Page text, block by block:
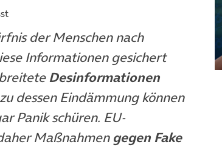
der Menschen nach
Informationen gesichert
Desinformationen
dessen Eindämmung können
Panik schüren. EU-
Maßnahmen gegen Fake